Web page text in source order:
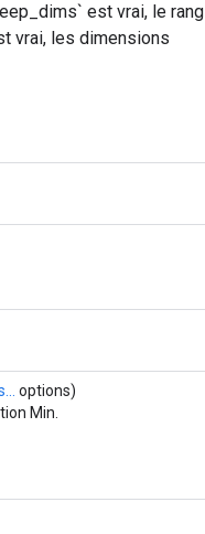
est vrai, le rang
vrai, les dimensions
options)
Min.